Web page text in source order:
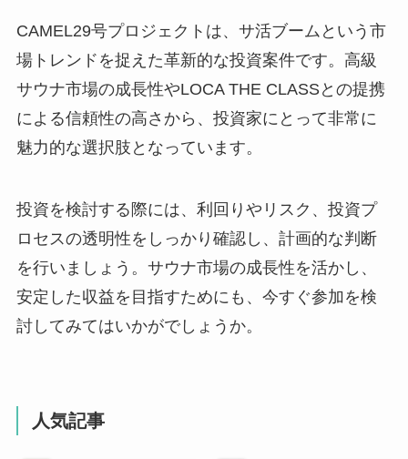
CAMEL29号プロジェクトは、サ活ブームという市
場トレンドを捉えた革新的な投資案件です。高級
サウナ市場の成長性やLOCA THE CLASSとの提携
による信頼性の高さから、投資家にとって非常に
魅力的な選択肢となっています。
投資を検討する際には、利回りやリスク、投資プ
ロセスの透明性をしっかり確認し、計画的な判断
を行いましょう。サウナ市場の成長性を活かし、
安定した収益を目指すためにも、今すぐ参加を検
討してみてはいかがでしょうか。
人気記事